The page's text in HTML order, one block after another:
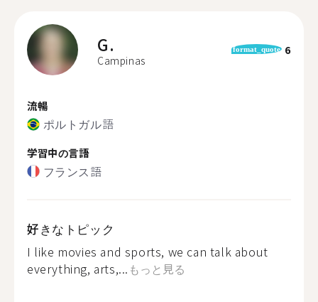
G.
Campinas
format_quote 6
流暢
ポルトガル語
学習中の言語
フランス語
好きなトピック
I like movies and sports, we can talk about
everything, arts,... もっと見る